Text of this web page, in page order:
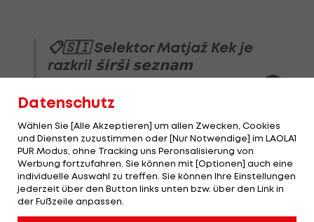
📋🇸🇮 Selektor Matjaž Kek je
razkril 𝘀̌𝗶𝗿𝘀̌𝗶 𝘀𝗲𝘇𝗻𝗮𝗺
reprezentance za#EURO2024🏆
#SrceBije
— NZS | FA Slovenia (@nzs_si)May 21,
2024
Datenschutz
Wählen Sie [Alle Akzeptieren] um allen Zwecken, Cookies
und Diensten zuzustimmen oder [Nur Notwendige] im LAOLA1
PUR Modus, ohne Tracking uns Peronsalisierung von
Werbung fortzufahren. Sie können mit [Optionen] auch eine
individuelle Auswahl zu treffen. Sie können Ihre Einstellungen
jederzeit über den Button links unten bzw. über den Link in
der Fußzeile anpassen.